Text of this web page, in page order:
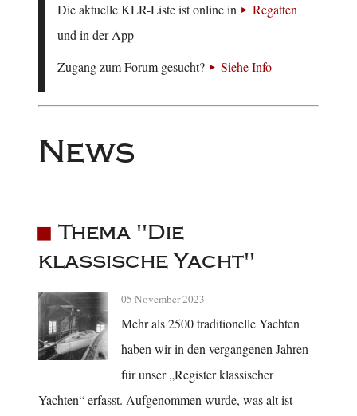
Die aktuelle KLR-Liste ist online in
Regatten
und in der App
Zugang zum Forum gesucht?
Siehe Info
News
Thema "Die
klassische Yacht"
05 November 2023
Mehr als 2500 traditionelle Yachten
haben wir in den vergangenen Jahren
für unser „Register klassischer
Yachten“ erfasst. Aufgenommen wurde, was alt ist